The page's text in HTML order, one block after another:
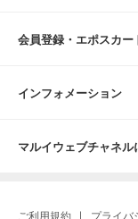
会員登録・エポスカー
インフォメーション
マルイウェブチャネル
ご利用規約 プライバ